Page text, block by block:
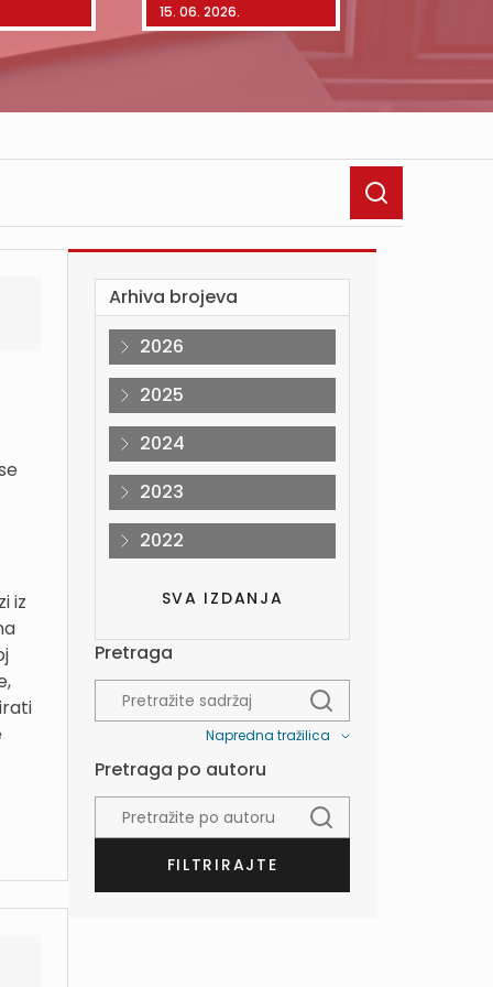
15. 06. 2026.
iz
Arhiva brojeva
2026
2025
2024
2023
2022
SVA IZDANJA
Pretraga
Napredna tražilica
Pretraga po autoru